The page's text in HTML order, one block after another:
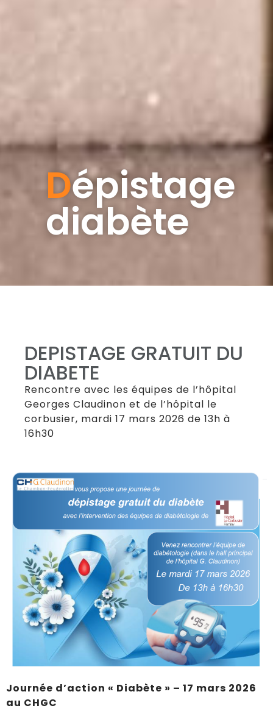
Dépistage
diabète
DEPISTAGE GRATUIT DU
DIABETE
Rencontre avec les équipes de l’hôpital
Georges Claudinon et de l’hôpital le
corbusier, mardi 17 mars 2026 de 13h à
16h30
Journée d’action « Diabète » – 17 mars 2026
au CHGC